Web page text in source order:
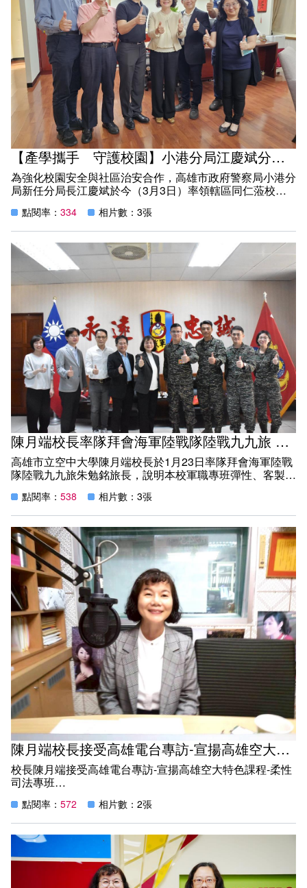
人事室
諮詢信箱進度查詢
令人欣慰的事，與會志工們則是圖書館穩定發展的重要力
量，這份多年如一日的付出令人感佩。
本次講座由陳献堂老師進行健康保健專題分享，以深入淺出
的方式介紹人體經絡原理，並示範多項實用的穴道按摩技
巧，帶領學員現場實際操作，透過簡單的按壓與伸展動作，
達到舒緩肩頸不適與放鬆身心的效果。此外，陳老師也指導
學員練習傳統養生功法「八段錦」，藉由緩慢而協調的動
作，幫助舒展筋骨、調節呼吸，提升自我保健意識。
本次研習課程將專業理論與實作演練完美結合，讓志工們在
輕鬆愉快的氛圍中，掌握實用的自我照護知能。參與學員普
遍反饋，課程內容含金量高且非常貼合生活需求，不僅收穫
了健康知識，更感受到學校對志工身心健康的重視與關懷。
【產學攜手 守護校園】小港分局江慶斌分局長拜會本校 共築校安防護網
為強化校園安全與社區治安合作，高雄市政府警察局小港分
局新任分局長江慶斌於今（3月3日）率領轄區同仁蒞校拜
流，期盼透過警政與教育力量的結合，共同打造更安心的學
習環境。
科技應用產學合作 提升犯罪偵防效能
校長於會談中指出，面對日益多元的犯罪型態，科技已成為
治安防護的重要工具，例如運用大數據分析強化預防詐騙及
偵查效率。對此，江慶斌分局長也分享過去曾結合大數據分
析作為調查幽靈人口之用，未來若能結合學校在科技與專業
領域的研究能量，將更有助於提升警政工作效能。
深化治安教育 推動多元宣導與進修合作
為提升師生安全意識，校長亦誠摯邀請分局提供相關宣導影
片掛載於本校網站，或於「大面授」時段安排專題宣講，透
過反詐騙、交通安全及性別平等等實務案例的分享，使安全
教育更貼近生活。
此外，呼應分局長分享運用大數據分析強化警政工作的經
驗，校長也向分局長介紹本校優質的教育資源，特別提及本
校開設結合科技、管理與法律領域的相關課程，並設有「警
察人員專班」，提供警政人員在職進修管道。校方亦歡迎分
局協助宣傳，鼓勵同仁前來進修，透過持續學習強化專業能
力，以面對日益複雜的治安與社會議題。
點閱率： 334 相片數：3張
陳月端校長率隊拜會海軍陸戰隊陸戰九九旅 拓展軍職專班
高雄市立空中大學陳月端校長於1月23日率隊拜會海軍陸戰
隊陸戰九九旅朱勉銘旅長，說明本校軍職專班彈性、客製化
訓最佳的學習管道。雙方就國軍終身學習及國軍招募事項達
成共識，將互為協力單位共同推動，創造雙贏。
點閱率： 538 相片數：3張
陳月端校長接受高雄電台專訪-宣揚高雄空大特色招生
校長陳月端接受高雄電台專訪-宣揚高雄空大特色課程-柔性
司法專班
新的一年開始， 校長陳月端接受高雄電台專訪-宣揚本校特
色課程-柔性司法專班，展開115年一系列學校特色課程宣導
~
本校不限學歷、免試入學，只要年滿18歲，即具報名資
點閱率： 572 相片數：2張